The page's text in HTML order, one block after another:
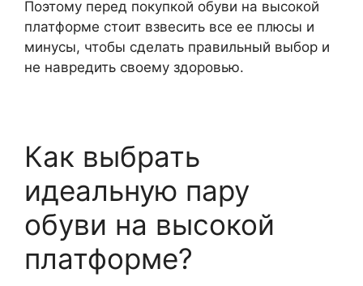
Поэтому перед покупкой обуви на высокой
платформе стоит взвесить все ее плюсы и
минусы, чтобы сделать правильный выбор и
не навредить своему здоровью.
Как выбрать
идеальную пару
обуви на высокой
платформе?